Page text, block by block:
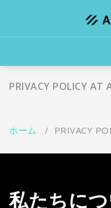
へ
PRIVACY POLICY AT
ホーム / PRIVACY
私たちに